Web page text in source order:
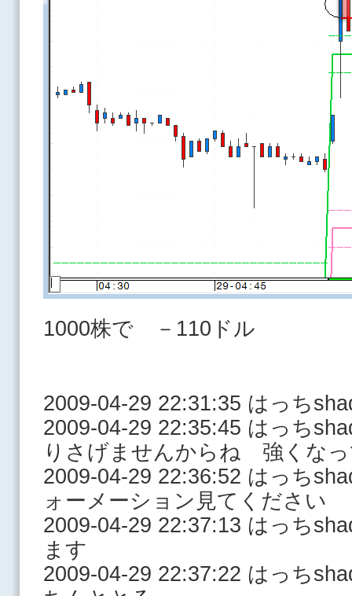
1000株で －110ドル
2009-04-29 22:31:35 はっち
2009-04-29 22:35:45 はっち
りさげませんからね 強くな
2009-04-29 22:36:52 はっち
ォーメーション見てください
2009-04-29 22:37:13 はっち
ます
2009-04-29 22:37:22 はっち